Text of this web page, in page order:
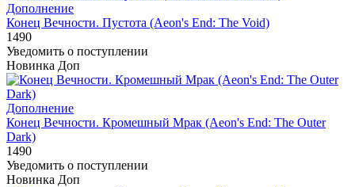
Дополнение
Конец Вечности. Пустота (Aeon's End: The Void)
1490
Уведомить о поступлении
Новинка Доп
Дополнение
Конец Вечности. Кромешный Мрак (Aeon's End: The Outer
Dark)
1490
Уведомить о поступлении
Новинка Доп